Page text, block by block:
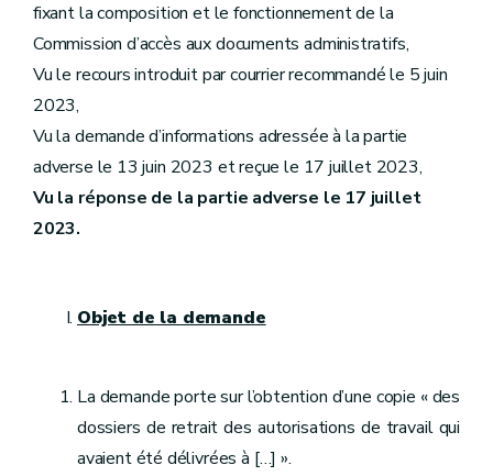
fixant la composition et le fonctionnement de la
Commission d’accès aux documents administratifs,
Vu le recours introduit par courrier recommandé le 5 juin
2023,
Vu la demande d’informations adressée à la partie
adverse le 13 juin 2023 et reçue le 17 juillet 2023,
Vu la réponse de la partie adverse le 17 juillet
2023.
Objet de la demande
La demande porte sur l’obtention d’une copie « des
dossiers de retrait des autorisations de travail qui
avaient été délivrées à […] ».